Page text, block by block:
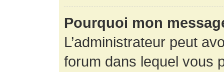
Pourquoi mon
L’administrateur peut
forum dans lequel vous